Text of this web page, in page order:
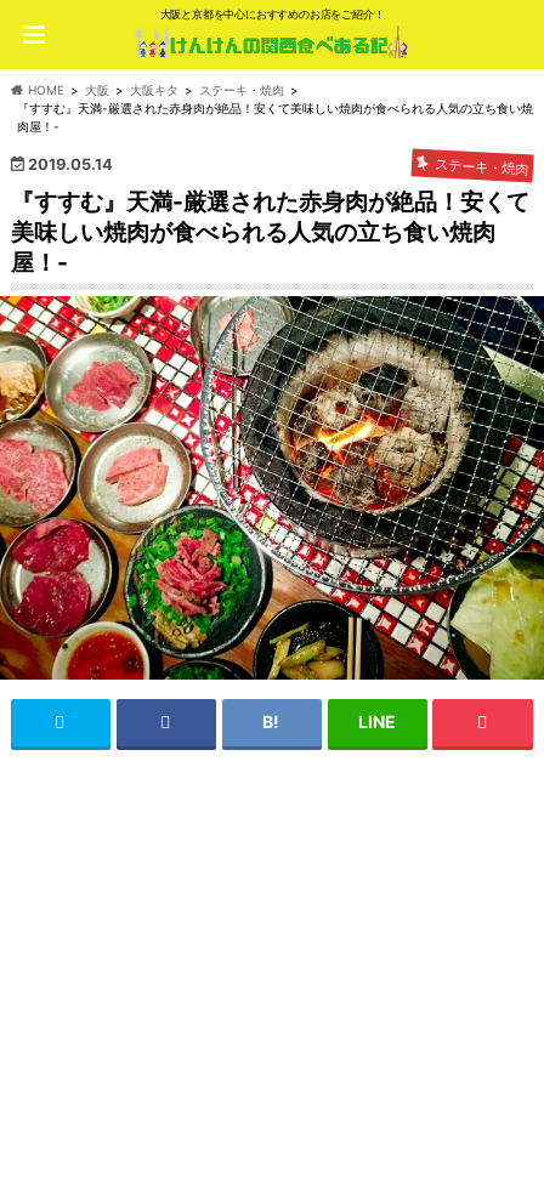
大阪と京都を中心におすすめのお店をご紹介！
HOME 大阪 大阪キタ
ステーキ・焼肉
『すすむ』天満-厳選された赤身肉が絶品！安くて美味しい焼肉が食べられる人気の立ち食い焼
肉屋！-
2019.05.14 ステーキ・焼肉
『すすむ』天満-厳選された赤身肉が絶品！安くて
美味しい焼肉が食べられる人気の立ち食い焼肉
屋！-